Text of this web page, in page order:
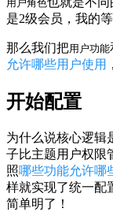
用户角色
是2级会员，我的
那么我们把用户功能
允许哪些用户使用
开始配置
为什么说核心逻辑
子比主题用户权限
照哪些功能允许哪
样就实现了统一配
简单明了！